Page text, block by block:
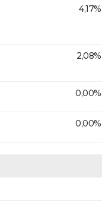
4,17%
2,08%
0,00%
0,00%